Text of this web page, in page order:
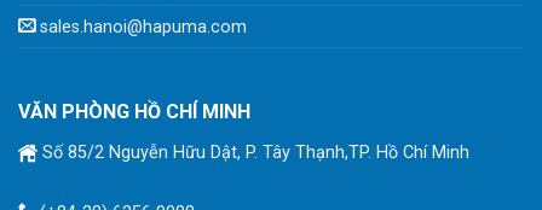
sales.hanoi@hapuma.com
VĂN PHÒNG HỒ CHÍ MINH
Số 85/2 Nguyễn Hữu Dật, P. Tây Thạnh,TP. Hồ Chí Minh